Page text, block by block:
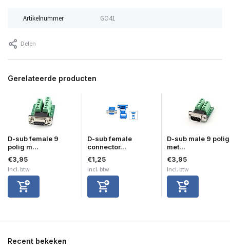
Artikelnummer GO41
Delen
Gerelateerde producten
D-sub female 9
polig m...
€3,95
Incl. btw
D-sub female
connector...
€1,25
Incl. btw
D-sub male 9 polig
met...
€3,95
Incl. btw
Recent bekeken